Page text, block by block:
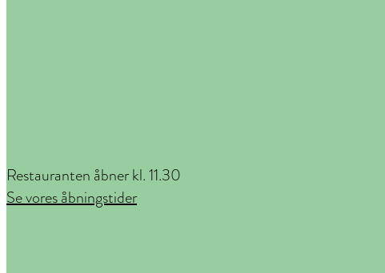
Restauranten åbner kl. 11.30
Se vores åbningstider